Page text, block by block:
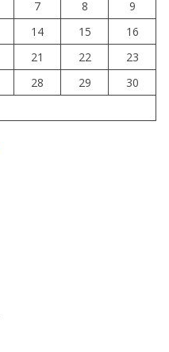
7 8
9
14 15
16
21 22
23
28 29
30